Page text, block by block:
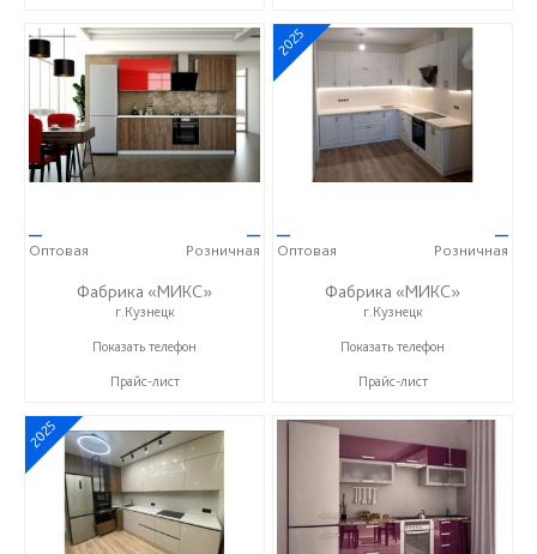
—
Оптовая
—
Розничная
Фабрика «МИКС»
г.Кузнецк
+7 (937) 423-36-37
Показать телефон
Прайс-лист
2025
—
Оптовая
—
Розничная
Фабрика «МИКС»
г.Кузнецк
+7 (937) 423-36-37
Показать телефон
Прайс-лист
2025